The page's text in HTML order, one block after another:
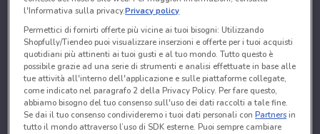
l'Informativa sulla privacy.Privacy policy
Permettici di fornirti offerte più vicine ai tuoi bisogni: Utilizzando
Shopfully/Tiendeo puoi visualizzare inserzioni e offerte per i tuoi acquisti
quotidiani più attinenti ai tuoi gusti e al tuo mondo. Tutto questo è
possibile grazie ad una serie di strumenti e analisi effettuate in base alle
tue attività all'interno dell'applicazione e sulle piattaforme collegate,
come indicato nel paragrafo 2 della Privacy Policy. Per fare questo,
abbiamo bisogno del tuo consenso sull'uso dei dati raccolti a tale fine.
Se dai il tuo consenso condivideremo i tuoi dati personali conPartnersin
tutto il mondo attraverso l’uso di SDK esterne. Puoi sempre cambiare